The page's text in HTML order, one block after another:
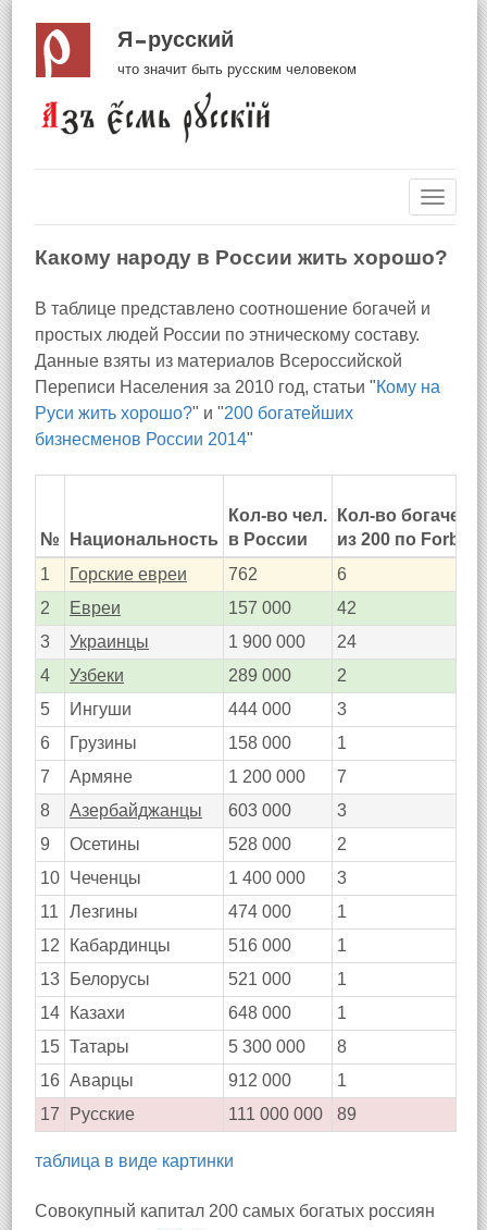
Я русский
что значит быть русским человеком
Какому народу в России жить хорошо?
В таблице представлено соотношение богачей и
простых людей России по этническому составу.
Данные взяты из материалов Всероссийской
Переписи Населения за 2010 год, статьи "Кому на
Руси жить хорошо?" и "200 богатейших
бизнесменов России 2014"
№ Национальность
Кол-во чел.
в России
Кол-во богачей
из 200 по Forbes
1
Горские евреи 762
6
2
Евреи 157 000
42
3
Украинцы 1 900 000
24
4
Узбеки 289 000
2
5
Ингуши 444 000
3
6
Грузины 158 000
1
7
Армяне 1 200 000
7
8
Азербайджанцы 603 000
3
9
Осетины 528 000
2
10 Чеченцы 1 400 000
3
11
Лезгины 474 000
1
12
Кабардинцы 516 000
1
13
Белорусы 521 000
1
14
Казахи 648 000
1
15 Татары 5 300 000
8
16 Аварцы 912 000
1
17
Русские 111 000 000 89
таблица в виде картинки
Совокупный капитал 200 самых богатых россиян